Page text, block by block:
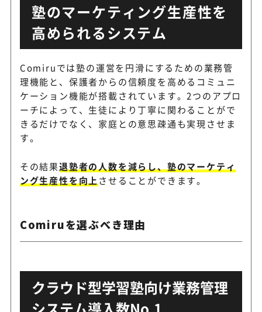
塾のマーケティング生産性を
高められるシステム
Comiruでは塾の運営を円滑にするための業務管
理機能と、保護者からの信頼度を高めるコミュニ
ケーション機能が搭載されています。2つのアプロ
ーチによって、生徒により丁寧に関わることがで
きるだけでなく、家庭との意思疎通も実現させま
す。
その結果退塾者の人数を減らし、塾のマーケティ
ング生産性を向上 させることができます。
Comiruを選ぶべき理由
クラウド型学習塾向け業務管理